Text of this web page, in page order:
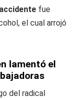
accidente fue
el cual arrojó
lamentó el
del radical